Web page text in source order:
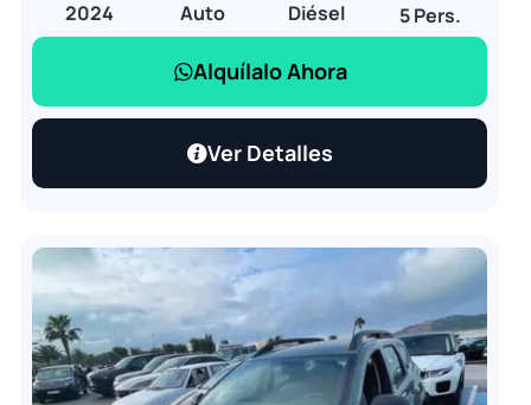
2024 Auto Diésel 5 Pers.
Alquílalo Ahora
Ver Detalles